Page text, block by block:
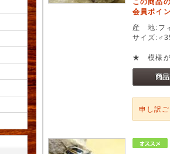
会員ポイ
産 地:フ
サイズ
★ 模様が
申し訳